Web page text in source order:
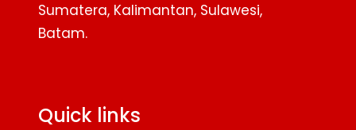
Sumatera, Kalimantan, Sulawesi,
Batam.
Quick links